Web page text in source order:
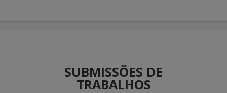
SUBMISSÕES DE
TRABALHOS